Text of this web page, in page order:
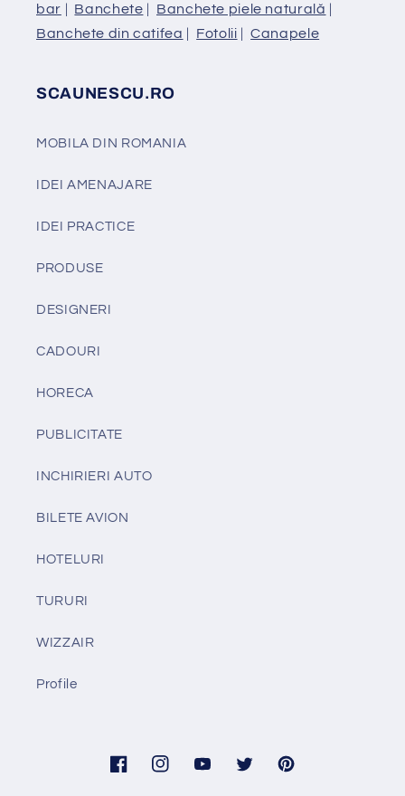
bar | Banchete | Banchete piele naturală |
Banchete din catifea | Fotolii |Canapele
SCAUNESCU.RO
MOBILA DIN ROMANIA
IDEI AMENAJARE
IDEI PRACTICE
PRODUSE
DESIGNERI
CADOURI
HORECA
PUBLICITATE
INCHIRIERI AUTO
BILETE AVION
HOTELURI
TURURI
WIZZAIR
Profile
FacebookInstagramYouTubeTwitter Pinterest